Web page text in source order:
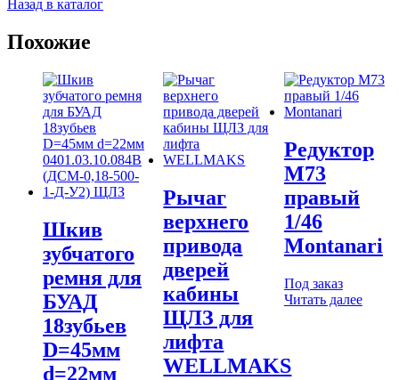
Назад в каталог
Похожие
Шкив
зубчатого
ремня для
БУАД
18зубьев
D=45мм
d=22мм
Рычаг
верхнего
привода
дверей
кабины
ЩЛЗ для
лифта
WELLMAKS
Редуктор
M73
правый
1/46
Montanari
Под заказ
Читать далее